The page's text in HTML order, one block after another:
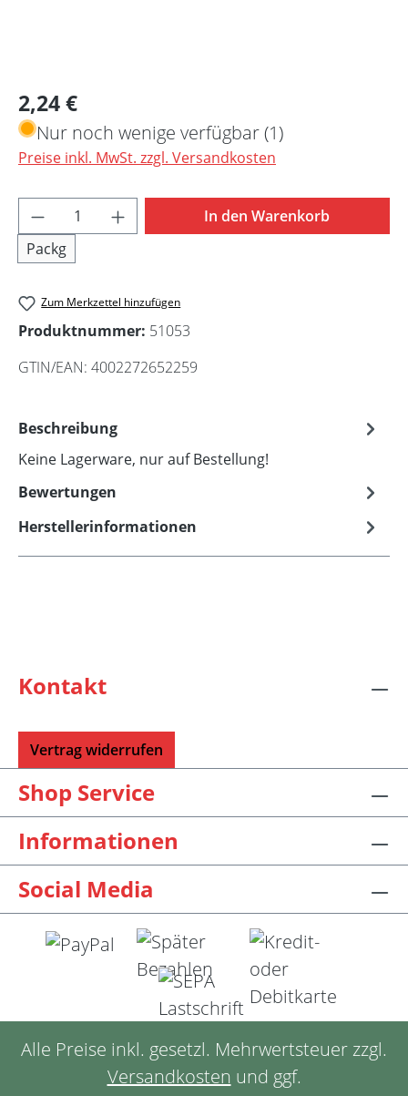
Regulärer Preis:
2,24 €
Nur noch wenige verfügbar (1)
Preise inkl. MwSt. zzgl. Versandkosten
Produkt Anzahl: Gib den gewünschten
Packg
In den Warenkorb
Zum Merkzettel hinzufügen
Produktnummer: 51053
GTIN/EAN: 4002272652259
Beschreibung
Keine Lagerware, nur auf Bestellung!
Bewertungen
Herstellerinformationen
Kontakt
Vertrag widerrufen
Shop Service
Informationen
Social Media
Alle Preise inkl. gesetzl. Mehrwertsteuer zzgl.
Versandkosten und ggf.